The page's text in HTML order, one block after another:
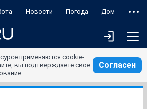
Новости Погода Дом
применяются cookie-
вы подтверждаете свое
Согласен